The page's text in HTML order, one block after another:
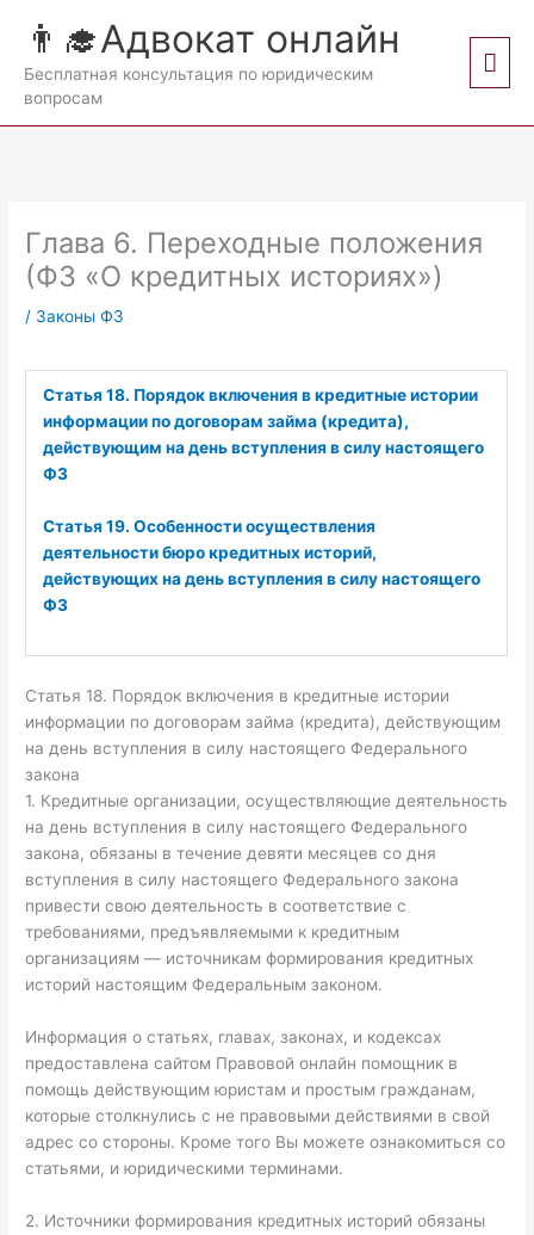
содержимому
👨‍🎓Адвокат онлайн
Бесплатная консультация по юридическим
вопросам
Глава 6. Переходные положения
(ФЗ «О кредитных историях»)
/ Законы ФЗ
Статья 18. Порядок включения в кредитные истории
информации по договорам займа (кредита),
действующим на день вступления в силу настоящего
ФЗ
Статья 19. Особенности осуществления
деятельности бюро кредитных историй,
действующих на день вступления в силу настоящего
ФЗ
Статья 18. Порядок включения в кредитные истории
информации по договорам займа (кредита), действующим
на день вступления в силу настоящего Федерального
закона
1. Кредитные организации, осуществляющие деятельность
на день вступления в силу настоящего Федерального
закона, обязаны в течение девяти месяцев со дня
вступления в силу настоящего Федерального закона
привести свою деятельность в соответствие с
требованиями, предъявляемыми к кредитным
организациям — источникам формирования кредитных
историй настоящим Федеральным законом.
Информация о статьях, главах, законах, и кодексах
предоставлена сайтом Правовой онлайн помощник в
помощь действующим юристам и простым гражданам,
которые столкнулись с не правовыми действиями в свой
адрес со стороны. Кроме того Вы можете ознакомиться со
статьями, и юридическими терминами.
2. Источники формирования кредитных историй обязаны